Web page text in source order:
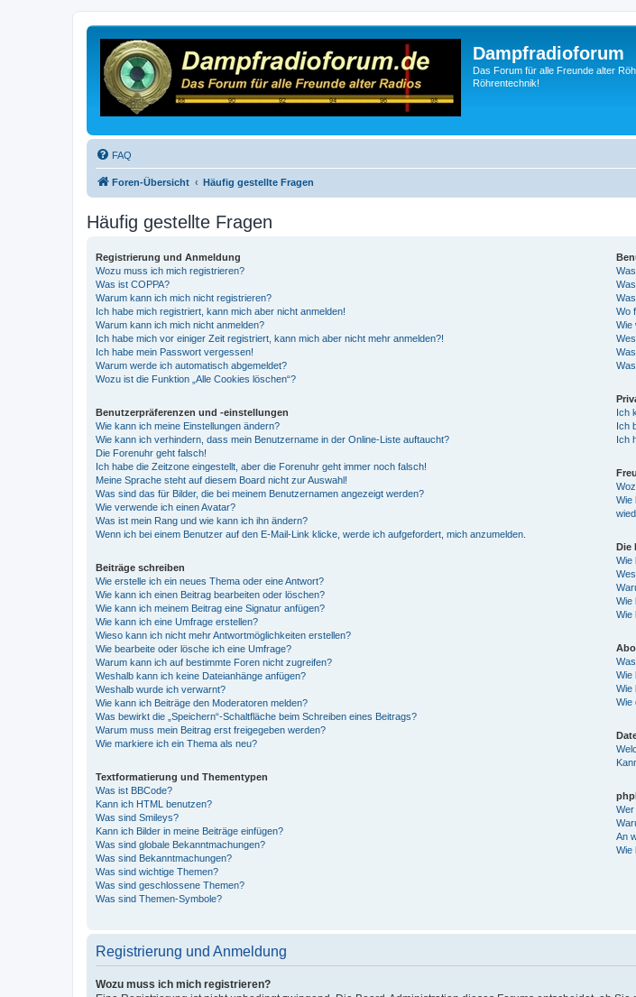
Dampfradioforum
Das Forum für alle Freunde alter
Röhrentechnik!
FAQ
Foren-Übersicht Häufig gestellte Fragen
Häufig gestellte Fragen
Registrierung und Anmeldung
Wozu muss ich mich registrieren?
Was ist COPPA?
Warum kann ich mich nicht registrieren?
Ich habe mich registriert, kann mich aber nicht anmelden!
Warum kann ich mich nicht anmelden?
Ich habe mich vor einiger Zeit registriert, kann mich aber nicht mehr anmelden?!
Ich habe mein Passwort vergessen!
Warum werde ich automatisch abgemeldet?
Wozu ist die Funktion „Alle Cookies löschen“?
Benutzerpräferenzen und -einstellungen
Wie kann ich meine Einstellungen ändern?
Wie kann ich verhindern, dass mein Benutzername in der Online-Liste auftaucht?
Die Forenuhr geht falsch!
Ich habe die Zeitzone eingestellt, aber die Forenuhr geht immer noch falsch!
Meine Sprache steht auf diesem Board nicht zur Auswahl!
Was sind das für Bilder, die bei meinem Benutzernamen angezeigt werden?
Wie verwende ich einen Avatar?
Was ist mein Rang und wie kann ich ihn ändern?
Wenn ich bei einem Benutzer auf den E-Mail-Link klicke, werde ich aufgefordert, mich anzumelden.
Beiträge schreiben
Wie erstelle ich ein neues Thema oder eine Antwort?
Wie kann ich einen Beitrag bearbeiten oder löschen?
Wie kann ich meinem Beitrag eine Signatur anfügen?
Wie kann ich eine Umfrage erstellen?
Wieso kann ich nicht mehr Antwortmöglichkeiten erstellen?
Wie bearbeite oder lösche ich eine Umfrage?
Warum kann ich auf bestimmte Foren nicht zugreifen?
Weshalb kann ich keine Dateianhänge anfügen?
Weshalb wurde ich verwarnt?
Wie kann ich Beiträge den Moderatoren melden?
Was bewirkt die „Speichern“-Schaltfläche beim Schreiben eines Beitrags?
Warum muss mein Beitrag erst freigegeben werden?
Wie markiere ich ein Thema als neu?
Textformatierung und Thementypen
Was ist BBCode?
Kann ich HTML benutzen?
Was sind Smileys?
Kann ich Bilder in meine Beiträge einfügen?
Was sind globale Bekanntmachungen?
Was sind Bekanntmachungen?
Was sind wichtige Themen?
Was sind geschlossene Themen?
Was sind Themen-Symbole?
Wo
Wie
Ich
Ich
Ich
Wie
Die
Wie
Wie
Wie
Wie
Wie
Wie
An
Wie
Registrierung und Anmeldung
Wozu muss ich mich registrieren?